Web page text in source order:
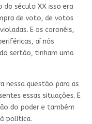
do século XX isso era
de voto, de votos
E os coronéis,
aí nós
sertão, tinham uma
nessa questão para as
essas situações. E
do poder e também
política.